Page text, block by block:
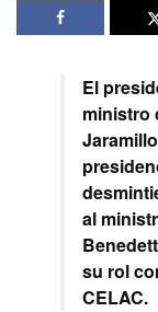
El
ministro
al
su rol
CELAC.